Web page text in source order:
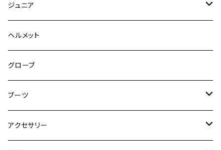
キュロット
フルグリップ
ニーグリップ
シャツ
ウェア
アウター
シャツ
競技用ジャケット
キュロット
フルグリップ
ニーグリップ
シャツ
ウェア
アウター
ジュニア
キュロット
ウエア
ヘルメット
グローブ
ブーツ
ロングブーツ（既製品）
アクセサリー